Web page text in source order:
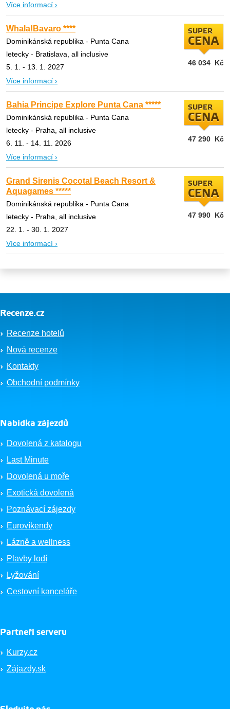
Více informací ›
Whala!Bavaro ****
Dominikánská republika - Punta Cana
letecky - Bratislava, all inclusive
5. 1. - 13. 1. 2027
Více informací ›
SUPER
CENA
46 034 Kč
Bahia Principe Explore Punta Cana *****
Dominikánská republika - Punta Cana
letecky - Praha, all inclusive
6. 11. - 14. 11. 2026
Více informací ›
SUPER
CENA
47 290 Kč
Grand Sirenis Cocotal Beach Resort &
Aquagames *****
Dominikánská republika - Punta Cana
letecky - Praha, all inclusive
22. 1. - 30. 1. 2027
Více informací ›
SUPER
CENA
47 990 Kč
Recenze.cz
Recenze hotelů
Nová recenze
Kontakty
Obchodní podmínky
Nabídka zájezdů
Dovolená z katalogu
Last Minute
Dovolená u moře
Exotická dovolená
Poznávací zájezdy
Eurovíkendy
Lázně a wellness
Plavby lodí
Lyžování
Cestovní kanceláře
Partneři serveru
Kurzy.cz
Zájazdy.sk